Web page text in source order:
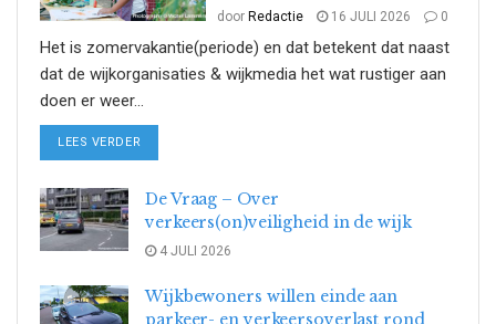
door Redactie 16 JULI 2026 0
Het is zomervakantie(periode) en dat betekent dat naast
dat de wijkorganisaties & wijkmedia het wat rustiger aan
doen er weer...
LEES VERDER
De Vraag – Over
verkeers(on)veiligheid in de wijk
4 JULI 2026
Wijkbewoners willen einde aan
parkeer- en verkeersoverlast rond